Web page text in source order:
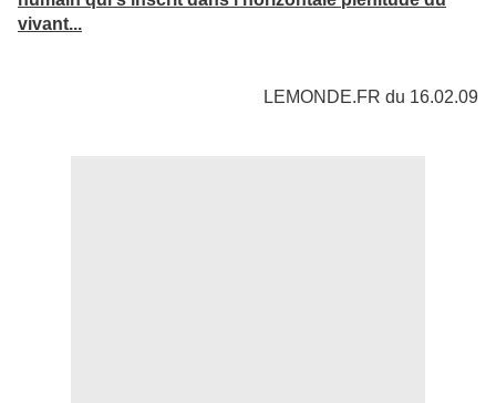
vivant...
LEMONDE.FR du 16.02.09